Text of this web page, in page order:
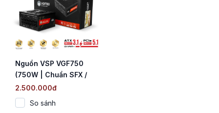
Nguồn VSP VGF750
(750W | Chuẩn SFX /
Cybenetics Platinum |
Fully Modular | ATX 3.1
& PCIe 5.1)
2.500.000đ
So sánh